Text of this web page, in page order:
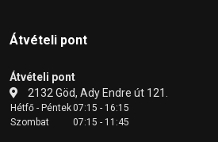
Átvételi pont
Átvételi pont
2132 Göd, Ady Endre út 121.
Hétfő - Péntek07:15 - 16:15
Szombat
07:15 - 11:45